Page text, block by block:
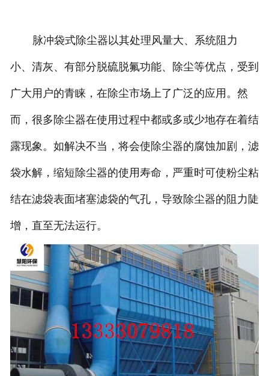
脉冲袋式除尘器以其处理风量大、系统阻力
小、清灰、有部分脱硫脱氟功能、除尘等优点，受到
广大用户的青睐，在除尘市场上了广泛的应用。然
而，很多除尘器在使用过程中都或多或少地存在着结
露现象。如解决不当，将会使除尘器的腐蚀加剧，滤
袋水解，缩短除尘器的使用寿命，严重时可使粉尘粘
结在滤袋表面堵塞滤袋的气孔，导致除尘器的阻力陡
增，直至无法运行。